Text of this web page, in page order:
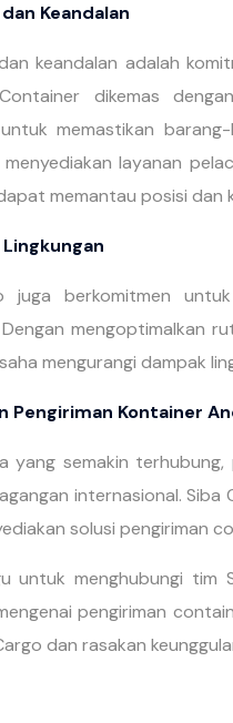
Keandalan
keandalan adalah
dikemas
memastikan
layanan
memantau posisi dan
juga berkomitmen
Dengan mengoptimalkan
mengurangi dampak
Pengiriman Kontainer
yang semakin
internasional.
solusi pengiriman
untuk menghubungi tim
pengiriman
dan rasakan